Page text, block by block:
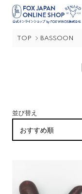
TOP BASSOON
並び替え